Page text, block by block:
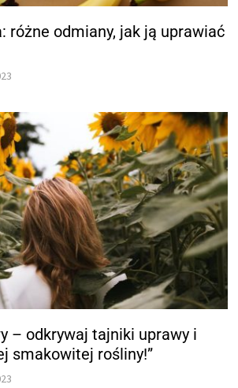
różne odmiany, jak ją uprawiać
– odkrywaj tajniki uprawy i
smakowitej rośliny!”